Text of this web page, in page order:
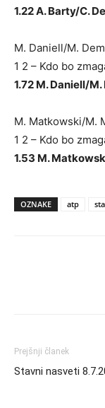
1.22 A. Barty/C.
M. Daniell/M.
1 2 – Kdo bo
1.72 M. Daniell/
M. Matkowski/M.
1 2 – Kdo bo
1.53 M.
OZNAKE atp
Prejšnji članek
Stavni nasveti